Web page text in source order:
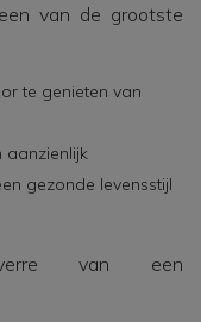
van de grootste
te genieten van
aanzienlijk
gezonde levensstijl
van een